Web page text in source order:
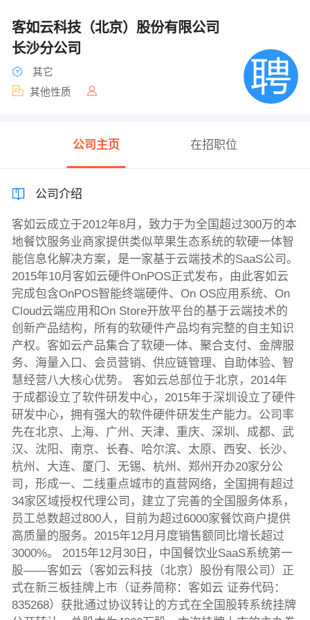
客如云科技（北京）股份有限公司
长沙分公司
其它
其他性质
公司主页 在招职位
公司介绍
客如云成立于2012年8月，致力于为全国超过300万的本
地餐饮服务业商家提供类似苹果生态系统的软硬一体智
能信息化解决方案，是一家基于云端技术的SaaS公司。
2015年10月客如云硬件OnPOS正式发布，由此客如云
完成包含OnPOS智能终端硬件、On OS应用系统、On
Cloud云端应用和On Store开放平台的基于云端技术的
创新产品结构，所有的软硬件产品均有完整的自主知识
产权。客如云产品集合了软硬一体、聚合支付、金牌服
务、海量入口、会员营销、供应链管理、自助体验、智
慧经营八大核心优势。 客如云总部位于北京，2014年
于成都设立了软件研发中心，2015年于深圳设立了硬件
研发中心，拥有强大的软件硬件研发生产能力。公司率
先在北京、上海、广州、天津、重庆、深圳、成都、武
汉、沈阳、南京、长春、哈尔滨、太原、西安、长沙、
杭州、大连、厦门、无锡、杭州、郑州开办20家分公
司，形成一、二线重点城市的直营网络，全国拥有超过
34家区域授权代理公司，建立了完善的全国服务体系，
员工总数超过800人，目前为超过6000家餐饮商户提供
高质量的服务。2015年12月月度销售额同比增长超过
3000%。 2015年12月30日，中国餐饮业SaaS系统第一
股——客如云（客如云科技（北京）股份有限公司）正
式在新三板挂牌上市（证券简称：客如云 证券代码：
835268）获批通过协议转让的方式在全国股转系统挂牌